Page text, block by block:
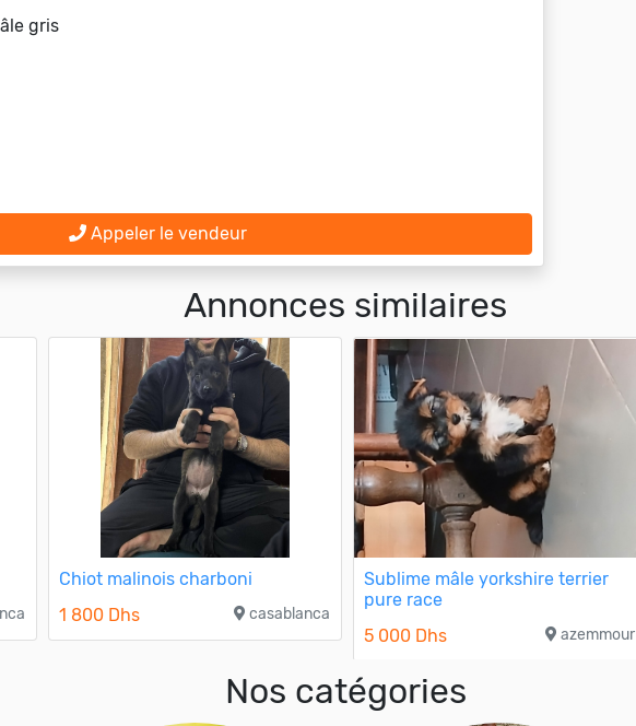
gris
Appeler le vendeur
Annonces similaires
Chiot malinois charboni
1 800 Dhs
casablanca
Sublime mâle yorkshire terrier
pure race
5 000 Dhs
azemmour
Nos catégories